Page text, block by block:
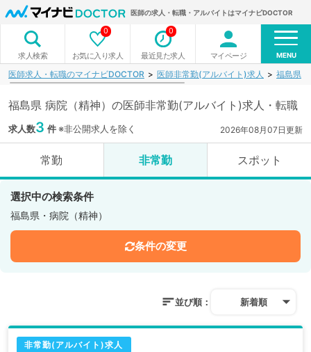
医師の求人・転職・アルバイトはマイナビDOCTOR
求人検索 お気に入り求人
0
最近見た求人
0
マイページ MENU
医師求人・転職のマイナビDOCTOR 医師非常勤(アルバイト)求人 福島県
福島県 病院（精神）の医師非常勤(アルバイト)求人・転職
求人数3 件※非公開求人を除く 2026年08月07日更新
常勤 非常勤 スポット
選択中の検索条件
福島県・病院（精神）
条件の変更
並び順： 新着順
非常勤(アルバイト)求人